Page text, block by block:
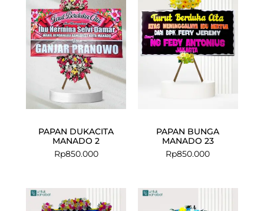
PAPAN DUKACITA
MANADO 2
Rp850.000
PAPAN BUNGA
MANADO 23
Rp850.000